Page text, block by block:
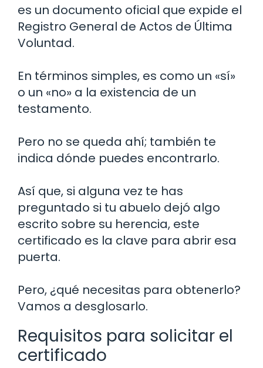
es un documento oficial que expide el
Registro General de Actos de Última
Voluntad.
En términos simples, es como un «sí»
o un «no» a la existencia de un
testamento.
Pero no se queda ahí; también te
indica dónde puedes encontrarlo.
Así que, si alguna vez te has
preguntado si tu abuelo dejó algo
escrito sobre su herencia, este
certificado es la clave para abrir esa
puerta.
Pero, ¿qué necesitas para obtenerlo?
Vamos a desglosarlo.
Requisitos para solicitar el
certificado